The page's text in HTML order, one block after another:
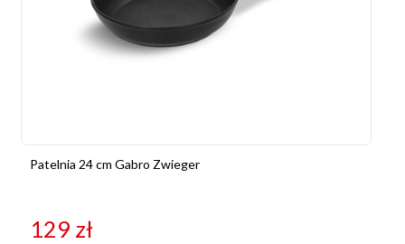
Patelnia 24 cm Gabro Zwieger
129 zł